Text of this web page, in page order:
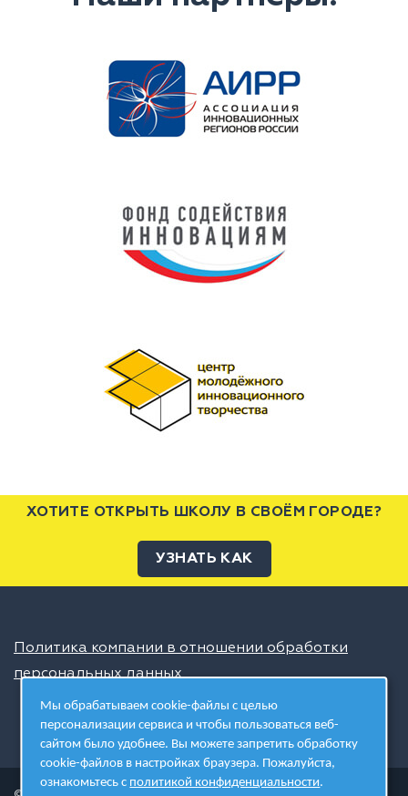
ХОТИТЕ ОТКРЫТЬ ШКОЛУ В СВОЁМ ГОРОДЕ?
УЗНАТЬ КАК
Политика компании в отношении обработки
персональных данных
Мы обрабатываем cookie-файлы с целью
персонализации сервиса и чтобы пользоваться веб-
сайтом было удобнее. Вы можете запретить обработку
cookie-файлов в настройках браузера. Пожалуйста,
ознакомьтесь с политикой конфиденциальности.